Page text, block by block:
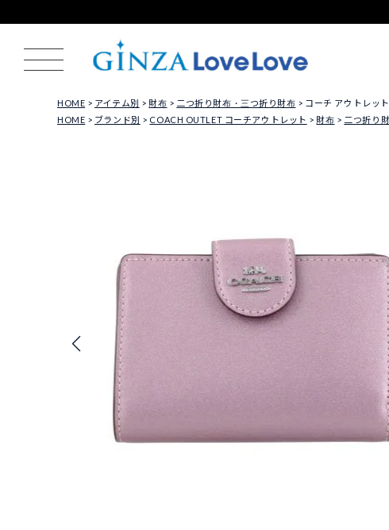
HOME アイテム別 財布 二つ折り財布・三つ折り財布
コーチ アウトレッ
HOME
ブランド別 COACH OUTLET コーチアウトレット 財布 二つ折り